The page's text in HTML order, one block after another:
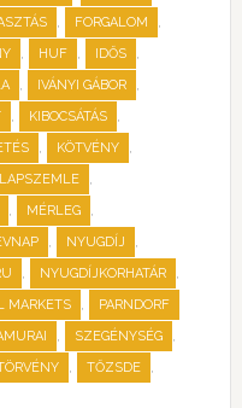
, FORGALOM ,
, HUF , IDŐS ,
, IVÁNYI GÁBOR ,
, KIBOCSÁTÁS ,
, KÖTVÉNY ,
LAPSZEMLE ,
, MÉRLEG ,
, NYUGDÍJ ,
, NYUGDÍJKORHATÁR ,
MARKETS , PARNDORF
, SZEGÉNYSÉG ,
, TŐZSDE ,